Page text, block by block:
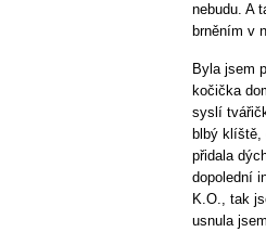
nebudu. A
brněním v
Byla jsem
kočička
syslí
blbý klíště,
přidala
dopolední
K.O., tak
usnula